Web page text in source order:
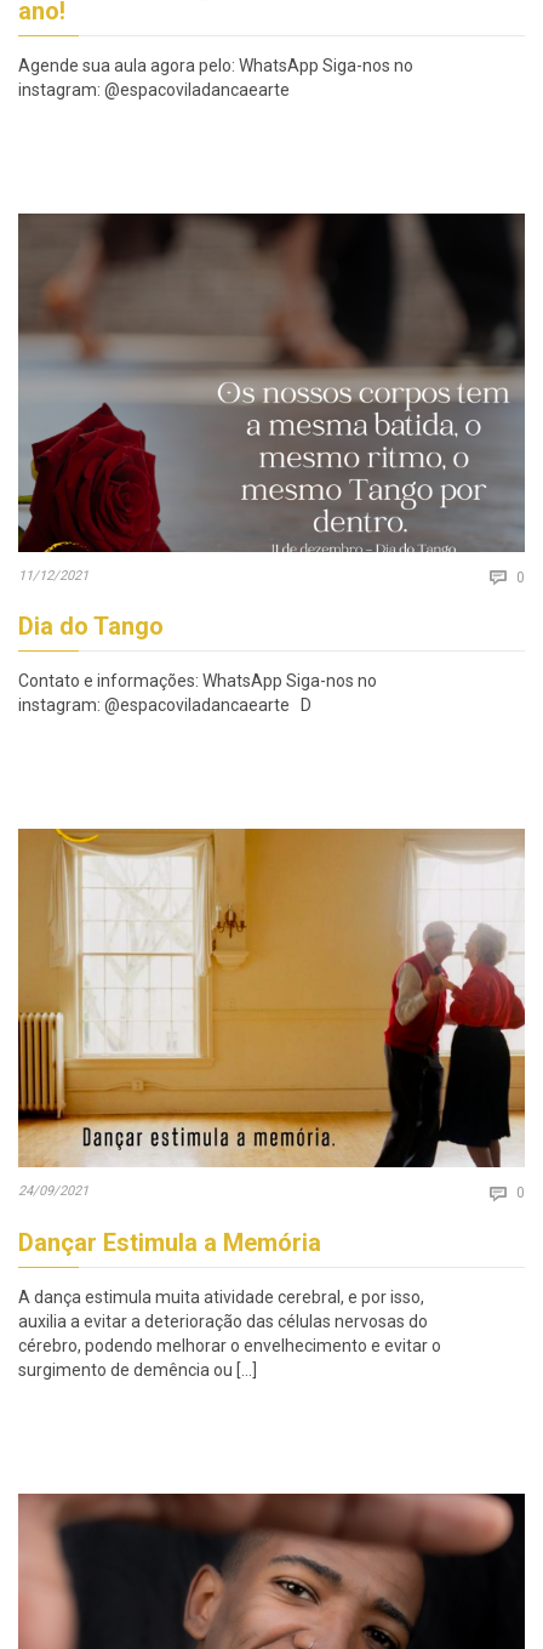
ano!
Agende sua aula agora pelo: WhatsApp Siga-nos no
instagram: @espacoviladancaearte
11/12/2021  0
Dia do Tango
Contato e informações: WhatsApp Siga-nos no
instagram: @espacoviladancaearte D
24/09/2021  0
Dançar Estimula a Memória
A dança estimula muita atividade cerebral, e por isso,
auxilia a evitar a deterioração das células nervosas do
cérebro, podendo melhorar o envelhecimento e evitar o
surgimento de demência ou […]